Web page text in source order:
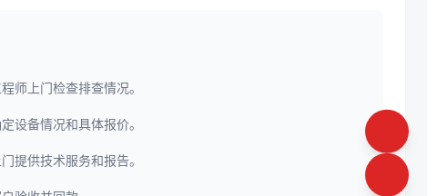
师上门检查排查情况。
设备情况和具体报价。
提供技术服务和报告。